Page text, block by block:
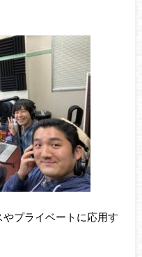
やプライベートに応用す